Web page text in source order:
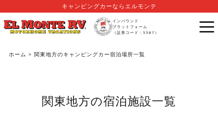
キャンピングカーならエルモンテ
インバウンド
プラットフォーム
（証券コード：5587）
ホーム > 関東地方のキャンピングカー宿泊場所一覧
関東地方の宿泊施設一覧